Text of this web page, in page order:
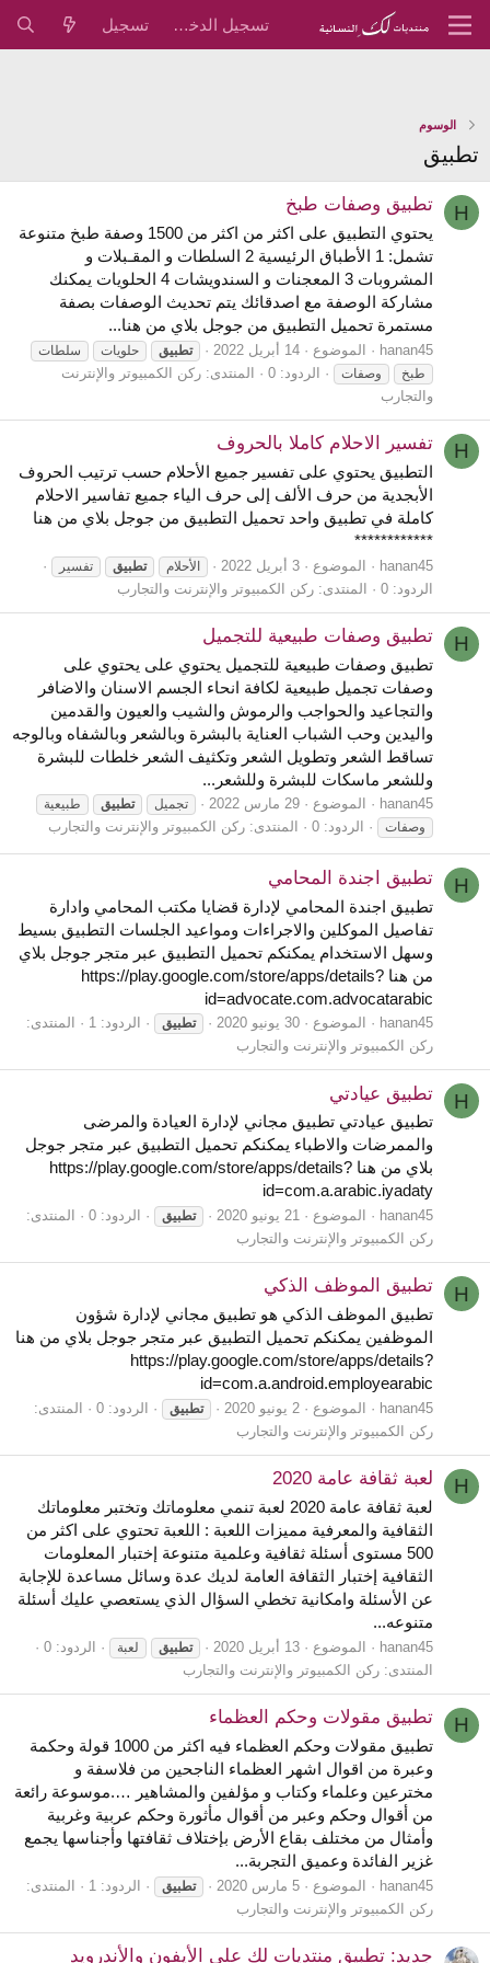
تسجيل الدخول تسجيل
الوسوم
تطبيق
H تطبيق وصفات طبخ
يحتوي التطبيق على اكثر من اكثر من 1500 وصفة طبخ متنوعة
تشمل: 1 الأطباق الرئيسية 2 السلطات و المقـبلات و
المشروبات 3 المعجنات و السندويشات 4 الحلويات يمكنك
مشاركة الوصفة مع اصدقائك يتم تحديث الوصفات بصفة
مستمرة تحميل التطبيق من جوجل بلاي من هنا...
hanan45 الموضوع 14 أبريل 2022 تطبيق حلويات
سلطات
طبخ
وصفات الردود: 0 المنتدى: ركن الكمبيوتر والإنترنت
والتجارب
H تفسير الاحلام كاملا بالحروف
التطبيق يحتوي على تفسير جميع الأحلام حسب ترتيب الحروف
الأبجدية من حرف الألف إلى حرف الياء جميع تفاسير الاحلام
كاملة في تطبيق واحد تحميل التطبيق من جوجل بلاي من هنا
************
hanan45 الموضوع 3 أبريل 2022 الأحلام تطبيق تفسير
الردود: 0 المنتدى: ركن الكمبيوتر والإنترنت والتجارب
H تطبيق وصفات طبيعية للتجميل
تطبيق وصفات طبيعية للتجميل يحتوي على يحتوي على
وصفات تجميل طبيعية لكافة انحاء الجسم الاسنان والاضافر
والتجاعيد والحواجب والرموش والشيب والعيون والقدمين
واليدين وحب الشباب العناية بالبشرة وبالشعر وبالشفاه وبالوجه
تساقط الشعر وتطويل الشعر وتكثيف الشعر خلطات للبشرة
وللشعر ماسكات للبشرة وللشعر...
hanan45 الموضوع 29 مارس 2022 تجميل تطبيق
طبيعية
وصفات
الردود: 0 المنتدى: ركن الكمبيوتر والإنترنت والتجارب
H تطبيق اجندة المحامي
تطبيق اجندة المحامي لإدارة قضايا مكتب المحامي وادارة
تفاصيل الموكلين والاجراءات ومواعيد الجلسات التطبيق بسيط
وسهل الاستخدام يمكنكم تحميل التطبيق عبر متجر جوجل بلاي
من هنا https://play.google.com/store/apps/details?
id=advocate.com.advocatarabic
hanan45 الموضوع 30 يونيو 2020 تطبيق الردود: 1
المنتدى:
ركن الكمبيوتر والإنترنت والتجارب
H تطبيق عيادتي
تطبيق عيادتي تطبيق مجاني لإدارة العيادة والمرضى
والممرضات والاطباء يمكنكم تحميل التطبيق عبر متجر جوجل
بلاي من هنا https://play.google.com/store/apps/details?
id=com.a.arabic.iyadaty
hanan45 الموضوع 21 يونيو 2020 تطبيق الردود: 0
المنتدى:
ركن الكمبيوتر والإنترنت والتجارب
H تطبيق الموظف الذكي
تطبيق الموظف الذكي هو تطبيق مجاني لإدارة شؤون
الموظفين يمكنكم تحميل التطبيق عبر متجر جوجل بلاي من هنا
https://play.google.com/store/apps/details?
id=com.a.android.employearabic
hanan45 الموضوع 2 يونيو 2020 تطبيق الردود: 0
المنتدى:
ركن الكمبيوتر والإنترنت والتجارب
H لعبة ثقافة عامة 2020
لعبة ثقافة عامة 2020 لعبة تنمي معلوماتك وتختبر معلوماتك
الثقافية والمعرفية مميزات اللعبة : اللعبة تحتوي على اكثر من
500 مستوى أسئلة ثقافية وعلمية متنوعة إختبار المعلومات
الثقافية إختبار الثقافة العامة لديك عدة وسائل مساعدة للإجابة
عن الأسئلة وامكانية تخطي السؤال الذي يستعصي عليك أسئلة
متنوعه...
hanan45 الموضوع 13 أبريل 2020 تطبيق لعبة
الردود: 0
المنتدى: ركن الكمبيوتر والإنترنت والتجارب
H تطبيق مقولات وحكم العظماء
تطبيق مقولات وحكم العظماء فيه اكثر من 1000 قولة وحكمة
وعبرة من اقوال اشهر العظماء الناجحين من فلاسفة و
مخترعين وعلماء وكتاب و مؤلفين والمشاهير ….موسوعة رائعة
من أقوال وحكم وعبر من أقوال مأثورة وحكم عربية وغربية
وأمثال من مختلف بقاع الأرض بإختلاف ثقافتها وأجناسها يجمع
غزير الفائدة وعميق التجربة...
hanan45 الموضوع 5 مارس 2020 تطبيق الردود: 1
المنتدى:
ركن الكمبيوتر والإنترنت والتجارب
جديد: تطبيق منتديات لكِ على الأيفون والأندرويد